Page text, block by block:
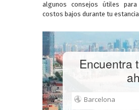
algunos consejos útiles
costos bajos durante tu
Encuentra